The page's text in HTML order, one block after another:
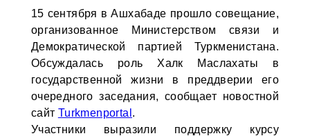
15 сентября в Ашхабаде прошло совещание,
организованное Министерством связи и
Демократической партией Туркменистана.
Обсуждалась роль Халк Маслахаты в
государственной жизни в преддверии его
очередного заседания, сообщает новостной
сайт Turkmenportal .
Участники выразили поддержку курсу